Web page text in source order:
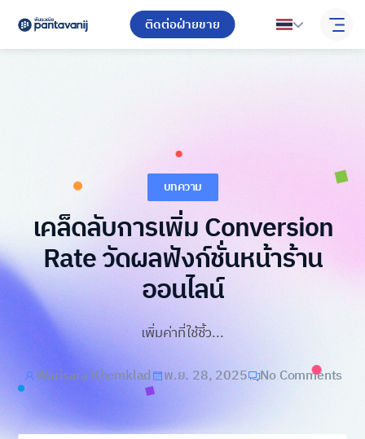
ติดต่อฝ่ายขาย
บทความ
เคล็ดลับการเพิ่ม Conversion
Rate วัดผลฟังก์ชั่นหน้าร้าน
ออนไลน์
เพิ่มค่าที่ใช้ชี้ว...
Warisara Khemklad พ.ย. 28, 2025 No Comments